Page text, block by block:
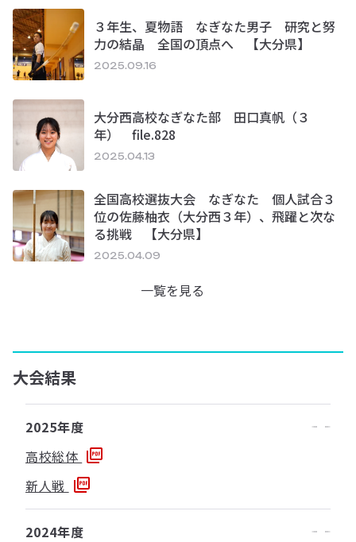
３年生、夏物語 なぎなた男子 研究と努
力の結晶 全国の頂点へ 【大分県】
2025.09.16
大分西高校なぎなた部 田口真帆（３
年） file.828
2025.04.13
全国高校選抜大会 なぎなた 個人試合３
位の佐藤柚衣（大分西３年）、飛躍と次な
る挑戦 【大分県】
2025.04.09
一覧を見る
大会結果
2025年度
高校総体
新人戦
2024年度